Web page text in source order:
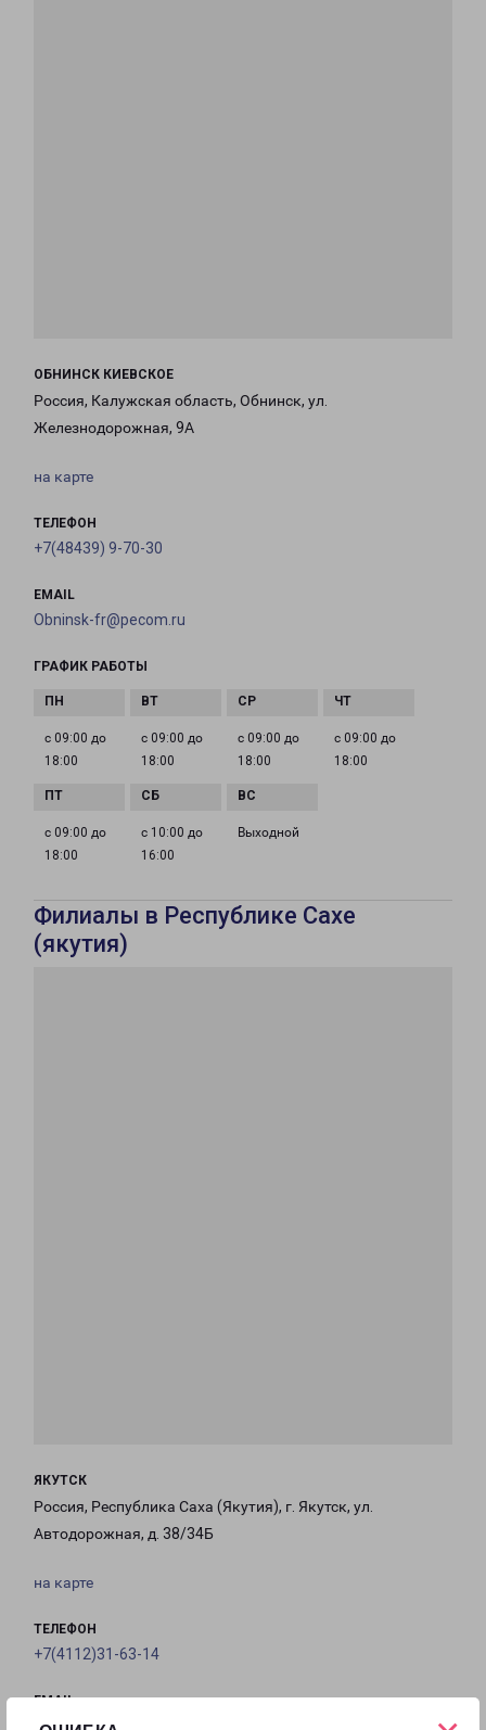
ОБНИНСК КИЕВСКОЕ
Россия, Калужская область, Обнинск, ул.
Железнодорожная, 9А
на карте
ТЕЛЕФОН
+7(48439) 9-70-30
EMAIL
Obninsk-fr@pecom.ru
ГРАФИК РАБОТЫ
с 09:00 до
18:00
с 09:00 до
18:00
с 09:00 до
18:00
с 09:00 до
18:00
с 09:00 до
18:00
с 10:00 до
16:00
Выходной
Филиалы в Республике Сахе
(якутия)
ЯКУТСК
Россия, Республика Саха (Якутия), г. Якутск, ул.
Автодорожная, д. 38/34Б
на карте
ТЕЛЕФОН
+7(4112)31-63-14
EMAIL
yakutsk-fr@pecom.ru